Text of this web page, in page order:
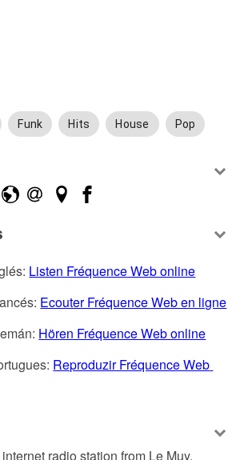
Funk Hits House Pop
Listen Fréquence Web online
Ecouter Fréquence Web en ligne
Hören Fréquence Web online
Reproduzir Fréquence Web
radio station from Le Muy,